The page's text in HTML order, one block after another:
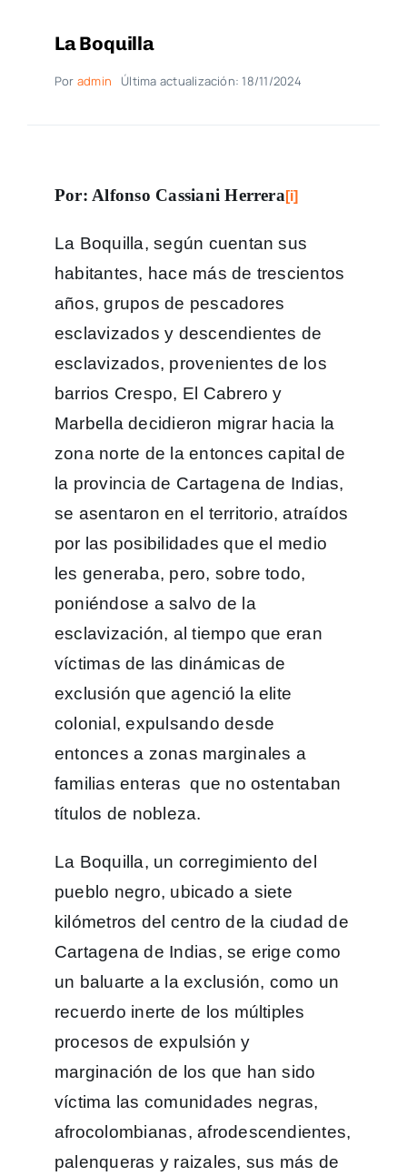
La Boquilla
Por admin Última actualización: 18/11/2024
Por: Alfonso Cassiani Herrera [i]
La Boquilla, según cuentan sus
habitantes, hace más de trescientos
años, grupos de pescadores
esclavizados y descendientes de
esclavizados, provenientes de los
barrios Crespo, El Cabrero y
Marbella decidieron migrar hacia la
zona norte de la entonces capital de
la provincia de Cartagena de Indias,
se asentaron en el territorio, atraídos
por las posibilidades que el medio
les generaba, pero, sobre todo,
poniéndose a salvo de la
esclavización, al tiempo que eran
víctimas de las dinámicas de
exclusión que agenció la elite
colonial, expulsando desde
entonces a zonas marginales a
familias enteras que no ostentaban
títulos de nobleza.
La Boquilla, un corregimiento del
pueblo negro, ubicado a siete
kilómetros del centro de la ciudad de
Cartagena de Indias, se erige como
un baluarte a la exclusión, como un
recuerdo inerte de los múltiples
procesos de expulsión y
marginación de los que han sido
víctima las comunidades negras,
afrocolombianas, afrodescendientes,
palenqueras y raizales, sus más de